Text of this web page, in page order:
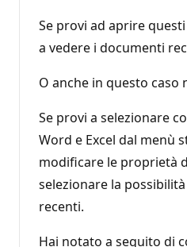
Se provi ad aprire
a vedere i documenti
O anche in questo caso
Se provi a selezionare
Word e Excel dal menù
modificare le proprietà
selezionare la
recenti.
Hai notato a seguito di